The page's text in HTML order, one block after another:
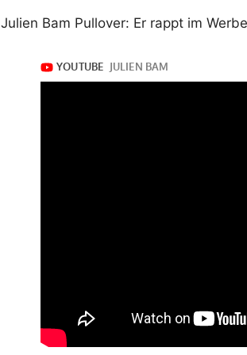
Julien Bam Pullover: Er rappt im